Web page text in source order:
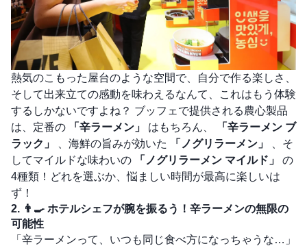
熱気のこもった屋台のような空間で、自分で作る楽しさ、
そして出来立ての感動を味わえるなんて、これはもう体験
するしかないですよね？ ブッフェで提供される農心製品
は、定番の
「辛ラーメン」 はもちろん、
「辛ラーメン ブ
ラック」
、海鮮の旨みが効いた 「ノグリラーメン」
、そ
してマイルドな味わいの
「ノグリラーメン マイルド」
の
4種類！どれを選ぶか、悩ましい時間が最高に楽しいは
ず！
2. 👨‍🍳 ホテルシェフが腕を振るう！辛ラーメンの無限の
可能性
「辛ラーメンって、いつも同じ食べ方になっちゃうな…」